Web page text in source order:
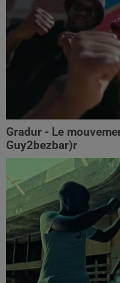
Gradur - Le
Guy2bezbar)r